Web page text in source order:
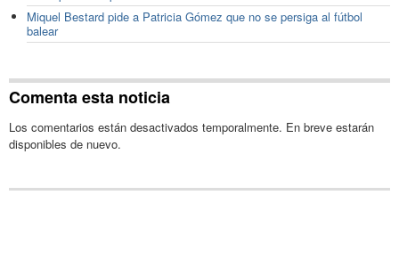
Miquel Bestard pide a Patricia Gómez que no se persiga al fútbol
balear
Comenta esta noticia
Los comentarios están desactivados temporalmente. En breve estarán
disponibles de nuevo.